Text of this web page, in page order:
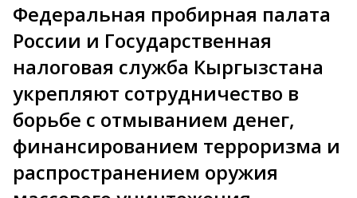
Федеральная пробирная палата
России и Государственная
налоговая служба Кыргызстана
укрепляют сотрудничество в
борьбе с отмыванием денег,
финансированием терроризма и
распространением оружия